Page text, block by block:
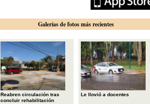
Galerías de fotos más recientes
Reabren circulación tras
concluir rehabilitación
Le llovió a docentes